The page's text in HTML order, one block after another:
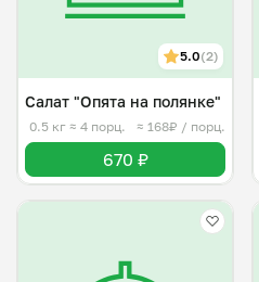
5.0(2)
Салат "Опята на полянке"
0.5 кг ≈ 4 порц. ≈ 168₽ / порц.
670 ₽